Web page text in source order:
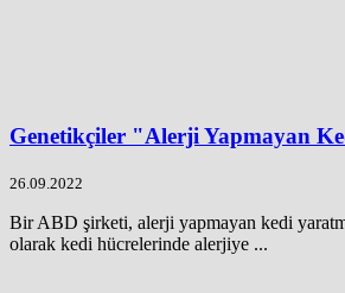
Genetikçiler "Alerji Yapmayan
26.09.2022
Bir ABD şirketi, alerji yapmayan kedi
olarak kedi hücrelerinde alerjiye ...